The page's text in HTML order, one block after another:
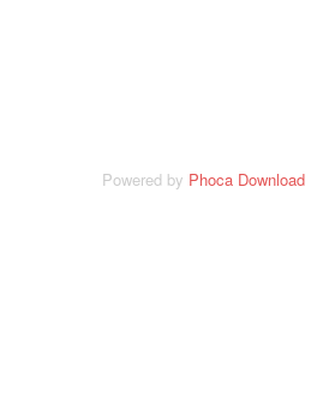
Powered by Phoca Download